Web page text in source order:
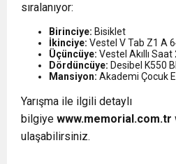
sıralanıyor:
Birinciye: Bisiklet
İkinciye: Vestel V Tab Z1 A
Üçüncüye: Vestel Akıllı Saat
Dördüncüye: Desibel K550
Mansiyon: Akademi Çocuk
Yarışma ile ilgili detaylı
bilgiye www.memorial.com.tr
ulaşabilirsiniz.